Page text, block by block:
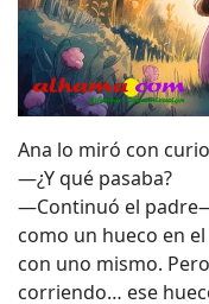
Ana lo miró con
—¿Y qué pasaba?
—Continuó el
como un hueco en
con uno mismo.
corriendo… ese